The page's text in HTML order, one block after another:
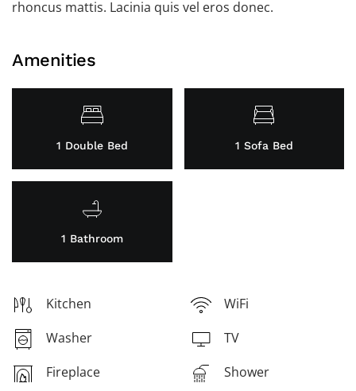
rhoncus mattis. Lacinia quis vel eros donec.
Amenities
1 Double Bed 1 Sofa Bed
1 Bathroom
Kitchen
WiFi
Washer
TV
Fireplace
Shower